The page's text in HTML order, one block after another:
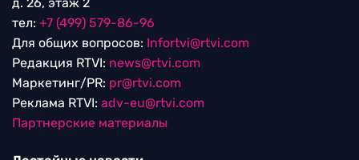
тел: +7 (499) 579-86-96
Для общих вопросов: Infortvi@rtvi.com
Редакция RTVI: news@rtvi.com
Маркетинг/PR: pr@rtvi.com
Реклама RTVI: adv-eu@rtvi.com
Партнерские материалы